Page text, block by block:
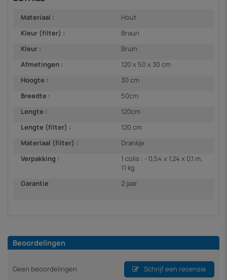
Materiaal :
Hout
Kleur (filter) :
Braun
Kleur :
Bruin
Afmetingen :
120 x 50 x 30 cm
Hoogte :
30 cm
Breedte :
50cm
Lengte :
120cm
Lengte (filter) :
120 cm
Materiaal (filter) :
Drankje
Verpakking :
1 colis : - 0,54 x 1,24 x 0,1 m,
11 kg
Garantie
2 jaar
Beoordelingen
Geen beoordelingen Schrijf een recensie